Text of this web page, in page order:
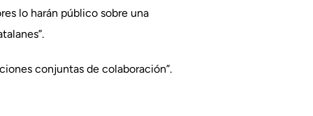
lo harán público sobre una
conjuntas de colaboración”.